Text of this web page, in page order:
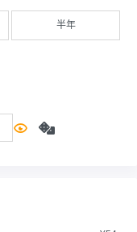
半年